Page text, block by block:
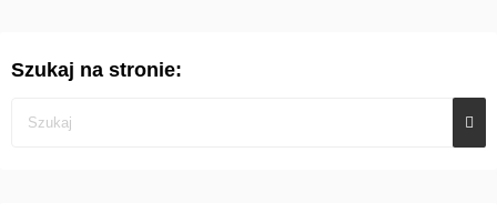
Szukaj na stronie: